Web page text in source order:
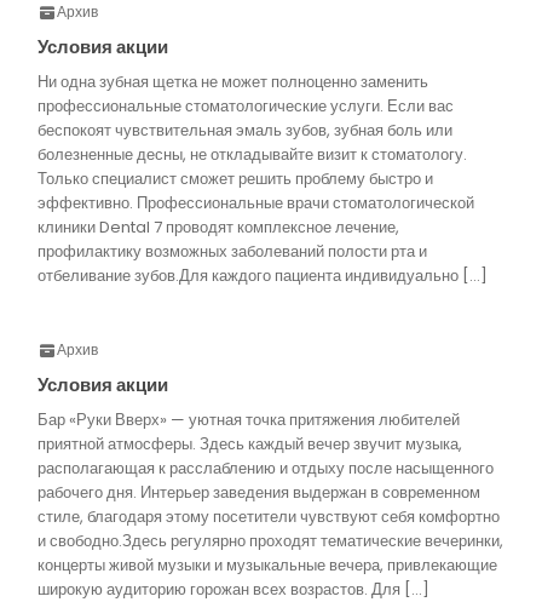
Архив
Условия акции
Ни одна зубная щетка не может полноценно заменить
профессиональные стоматологические услуги. Если вас
беспокоят чувствительная эмаль зубов, зубная боль или
болезненные десны, не откладывайте визит к стоматологу.
Только специалист сможет решить проблему быстро и
эффективно. Профессиональные врачи стоматологической
клиники Dental 7 проводят комплексное лечение,
профилактику возможных заболеваний полости рта и
отбеливание зубов.Для каждого пациента индивидуально […]
Архив
Условия акции
Бар «Руки Вверх» — уютная точка притяжения любителей
приятной атмосферы. Здесь каждый вечер звучит музыка,
располагающая к расслаблению и отдыху после насыщенного
рабочего дня. Интерьер заведения выдержан в современном
стиле, благодаря этому посетители чувствуют себя комфортно
и свободно.Здесь регулярно проходят тематические вечеринки,
концерты живой музыки и музыкальные вечера, привлекающие
широкую аудиторию горожан всех возрастов. Для […]